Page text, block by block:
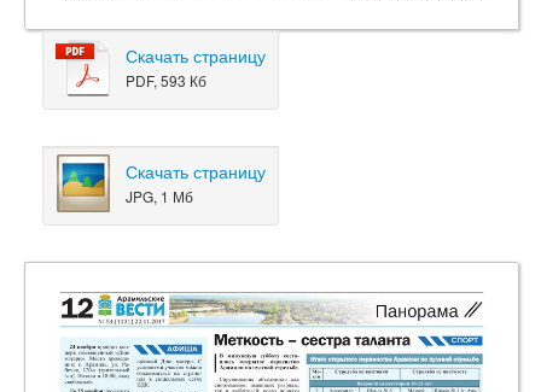
Скачать страницу
PDF, 593 Кб
Скачать страницу
JPG, 1 Мб